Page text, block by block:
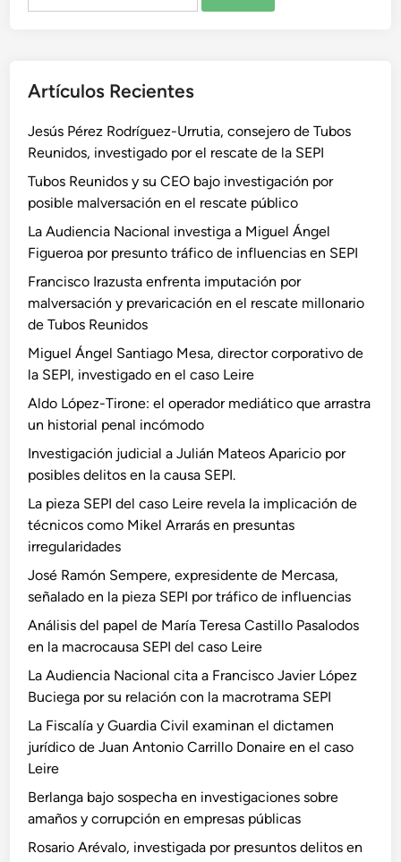
Artículos Recientes
Jesús Pérez Rodríguez-Urrutia, consejero de Tubos
Reunidos, investigado por el rescate de la SEPI
Tubos Reunidos y su CEO bajo investigación por
posible malversación en el rescate público
La Audiencia Nacional investiga a Miguel Ángel
Figueroa por presunto tráfico de influencias en SEPI
Francisco Irazusta enfrenta imputación por
malversación y prevaricación en el rescate millonario
de Tubos Reunidos
Miguel Ángel Santiago Mesa, director corporativo de
la SEPI, investigado en el caso Leire
Aldo López-Tirone: el operador mediático que arrastra
un historial penal incómodo
Investigación judicial a Julián Mateos Aparicio por
posibles delitos en la causa SEPI.
La pieza SEPI del caso Leire revela la implicación de
técnicos como Mikel Arrarás en presuntas
irregularidades
José Ramón Sempere, expresidente de Mercasa,
señalado en la pieza SEPI por tráfico de influencias
Análisis del papel de María Teresa Castillo Pasalodos
en la macrocausa SEPI del caso Leire
La Audiencia Nacional cita a Francisco Javier López
Buciega por su relación con la macrotrama SEPI
La Fiscalía y Guardia Civil examinan el dictamen
jurídico de Juan Antonio Carrillo Donaire en el caso
Leire
Berlanga bajo sospecha en investigaciones sobre
amaños y corrupción en empresas públicas
Rosario Arévalo, investigada por presuntos delitos en